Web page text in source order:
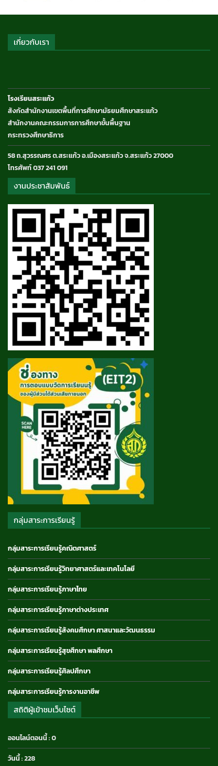
เกี่ยวกับเรา
โรงเรียนสระแก้ว
สังกัดสำนักงานเขตพื้นที่การศึกษามัธยมศึกษาสระแก้ว
สำนักงานคณะกรรมการการศึกษาขั้นพื้นฐาน
กระทรวงศึกษาธิการ
58 ถ.สุวรรณศร ต.สระแก้ว อ.เมืองสระแก้ว จ.สระแก้ว 27000
โทรศัพท์ 037 241 091
งานประชาสัมพันธ์
กลุ่มสาระการเรียนรู้
กลุ่มสาระการเรียนรู้คณิตศาสตร์
กลุ่มสาระการเรียนรู้วิทยาศาสตร์และเทคโนโลยี
กลุ่มสาระการเรียนรู้ภาษาไทย
กลุ่มสาระการเรียนรู้ภาษาต่างประเทศ
กลุ่มสาระการเรียนรู้สังคมศึกษา ศาสนาและวัฒนธรรม
กลุ่มสาระการเรียนรู้สุขศึกษา พลศึกษา
กลุ่มสาระการเรียนรู้ศิลปศึกษา
กลุ่มสาระการเรียนรู้การงานอาชีพ
สถิติผู้เข้าชมเว็บไซต์
ออนไลน์ตอนนี้ : 0
วันนี้ : 228